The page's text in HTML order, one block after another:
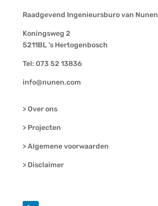
Raadgevend Ingenieursburo van Nunen​​
Koningsweg 2
5211BL ’s Hertogenbosch
Tel: 073 52 13836
info@nunen.com
> Over ons
> Projecten
> Algemene voorwaarden
> Disclaimer